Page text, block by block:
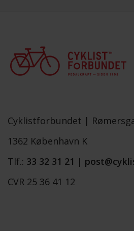
Cyklistforbundet |
1362 København K
Tlf.: 33 32 31 21 |
CVR 25 36 41 12